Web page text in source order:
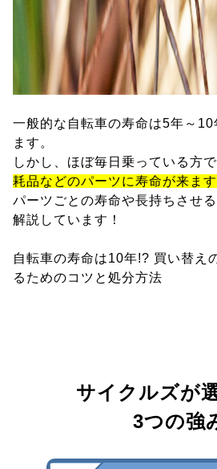
一般的な自転車の寿命は5年～
ます。
しかし、ほぼ毎日乗っている方で
耗品などのパーツに寿命が来ます
パーツごとの寿命や長持ちさせ
解説しています！
自転車の寿命は10年!? 買い替え
るためのコツと処分方法
サイクルズが
3つの強